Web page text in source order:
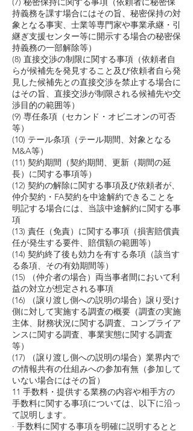
持義務を課す場合にはその旨、秘密保持の対
象となる事実、士業等専門家や事業承継・引
継ぎ支援センター等に開示する場合の秘密保
持義務の一部解除等）
(8) 直接交渉の制限に関する事項（依頼者自
らが候補先を発見すること及び依頼者自ら発
見した候補先との直接交渉を禁止する場合に
はその旨、直接交渉が制限される候補先や交
渉目的の範囲等）
(9) 専任条項（セカンド・オピニオンの可否
等）
(10) テール条項（テール期間、対象となる
M&A等）
(11) 契約期間（契約期間、更新（期間の延
長）に関する事項等）
(12) 契約の解除に関する事項及び依頼者が、
仲介契約・FA契約を中途解約できることを
明記する場合には、当該中途解約に関する事
項
(13) 責任（免責）に関する事項（損害賠償責
任が発生する要件、賠償額の範囲等）
(14) 契約終了後も効力を有する条項（該当す
る条項、その有効期間等）
(15) （仲介者の場合）両当事者間において利
益の対立が想定される事項
(16) （譲り渡し側への説明の場合）譲り受け
側に対して実施する調査の概要（調査の実施
主体、財務状況に関する調査、コンプライア
ンスに関する調査、事業実態に関する調査
等）
(17) （譲り渡し側への説明の場合）業界内で
の情報共有の仕組みへの参加有無（参加して
いない場合にはその旨）
11 手数料・提供する業務の内容や相手方の
手数料に関する事項については、以下に沿っ
て説明します。
· 手数料に関する事項を明確に説明するとと